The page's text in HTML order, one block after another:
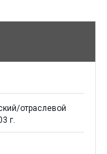
отраслевой
г.